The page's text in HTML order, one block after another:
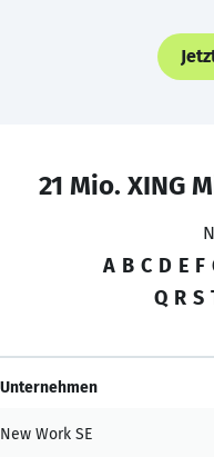
21 Mio. XING
A B C D E F
Q R S
Unternehmen
New Work SE